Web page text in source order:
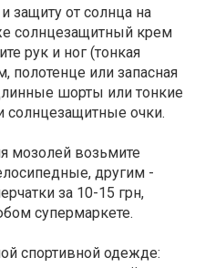
защиту от солнца на
солнцезащитный крем
рук и ног (тонкая
или запасная
шорты или тонкие
солнцезащитные очки.
мозолей возьмите
другим -
за 10-15 грн,
супермаркете.
спортивной одежде: